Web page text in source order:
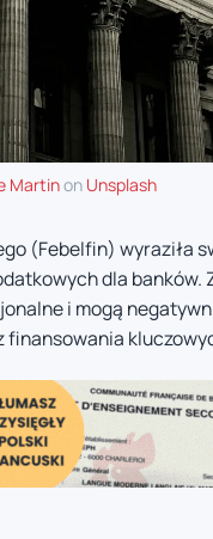
Martinon Unsplash
(Febelfin) wyraziła
dla
i mogą